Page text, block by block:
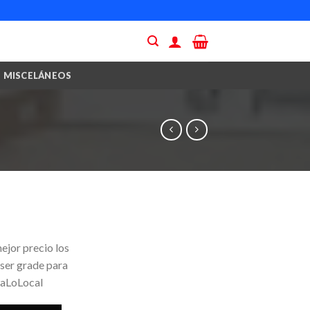
MISCELÁNEOS
precio los
grade para